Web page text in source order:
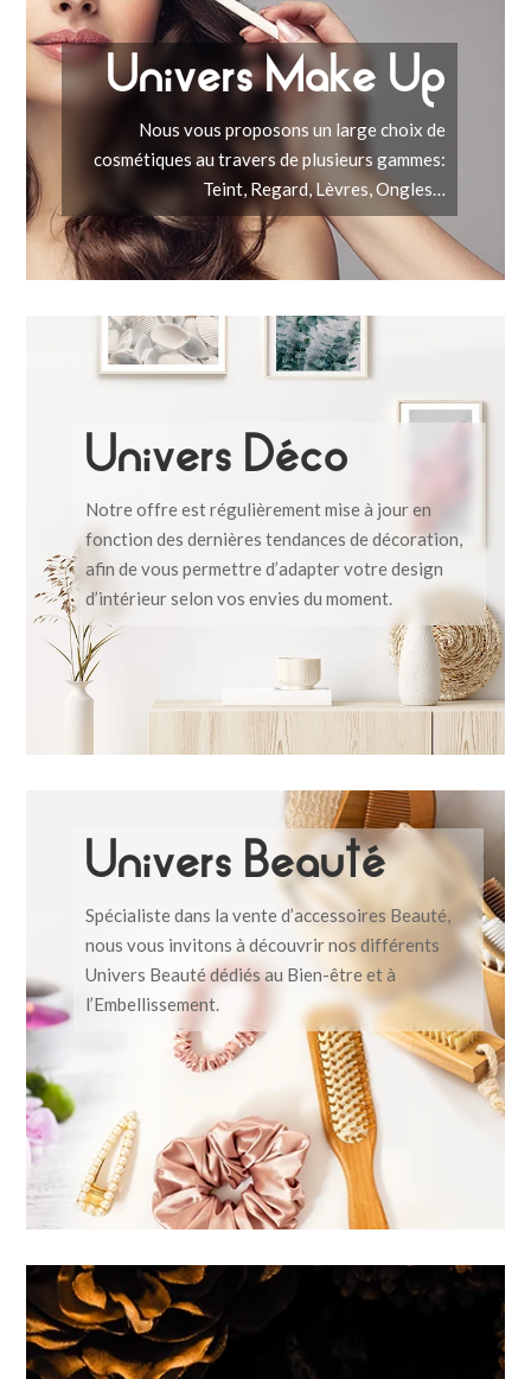
Univers Make Up
Nous vous proposons un large choix de
cosmétiques au travers de plusieurs gammes:
Teint, Regard, Lèvres, Ongles…
Univers Déco
Notre offre est régulièrement mise à jour en
fonction des dernières tendances de décoration,
afin de vous permettre d’adapter votre design
d’intérieur selon vos envies du moment.
Univers Beauté
Spécialiste dans la vente d’accessoires Beauté,
nous vous invitons à découvrir nos différents
Univers Beauté dédiés au Bien-être et à
l’Embellissement.